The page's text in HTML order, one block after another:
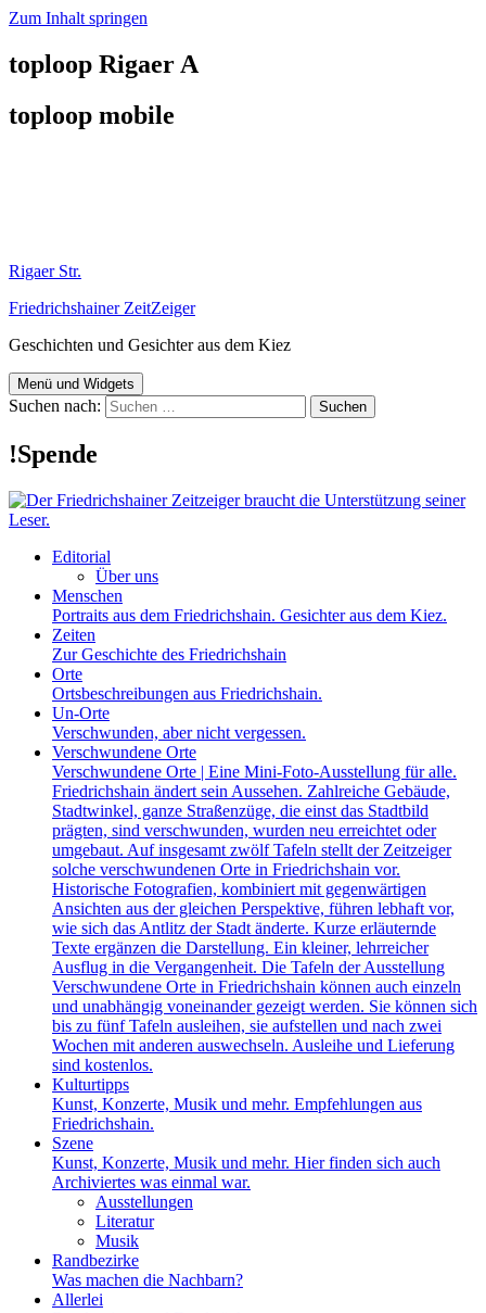
Zum Inhalt springen
toploop Rigaer A
toploop mobile
Rigaer Str.
Friedrichshainer ZeitZeiger
Geschichten und Gesichter aus dem Kiez
Menü und Widgets
Suchen nach:
!Spende
Editorial
Über uns
Menschen
Portraits aus dem Friedrichshain. Gesichter aus dem Kiez.
Zeiten
Zur Geschichte des Friedrichshain
Orte
Ortsbeschreibungen aus Friedrichshain.
Un-Orte
Verschwunden, aber nicht vergessen.
Verschwundene Orte
Verschwundene Orte | Eine Mini-Foto-Ausstellung für alle.
Friedrichshain ändert sein Aussehen. Zahlreiche Gebäude,
Stadtwinkel, ganze Straßenzüge, die einst das Stadtbild
prägten, sind verschwunden, wurden neu erreichtet oder
umgebaut. Auf insgesamt zwölf Tafeln stellt der Zeitzeiger
solche verschwundenen Orte in Friedrichshain vor.
Historische Fotografien, kombiniert mit gegenwärtigen
Ansichten aus der gleichen Perspektive, führen lebhaft vor,
wie sich das Antlitz der Stadt änderte. Kurze erläuternde
Texte ergänzen die Darstellung. Ein kleiner, lehrreicher
Ausflug in die Vergangenheit. Die Tafeln der Ausstellung
Verschwundene Orte in Friedrichshain können auch einzeln
und unabhängig voneinander gezeigt werden. Sie können sich
bis zu fünf Tafeln ausleihen, sie aufstellen und nach zwei
Wochen mit anderen auswechseln. Ausleihe und Lieferung
sind kostenlos.
Kulturtipps
Kunst, Konzerte, Musik und mehr. Empfehlungen aus
Friedrichshain.
Szene
Kunst, Konzerte, Musik und mehr. Hier finden sich auch
Archiviertes was einmal war.
Ausstellungen
Literatur
Musik
Randbezirke
Was machen die Nachbarn?
Allerlei